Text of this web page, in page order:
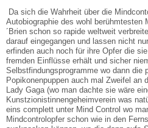
Da sich die Wahrheit über die
Autobiographie des wohl
´Brien schon so rapide weltweit
darauf eingegangen und lassen nicht
erfinden auch noch für ihre Opfer die
fremden Einflüsse erhält und sicher
Selbstfindungsprogramme wo dann die
Popikonenpuppen auch mal Zweifel an
Lady Gaga (wo man dachte sie wäre
Kunstzionistinnengeheimverein was
eins complett unter Mind Control wo
Mindcontrolopfer schon wie in den